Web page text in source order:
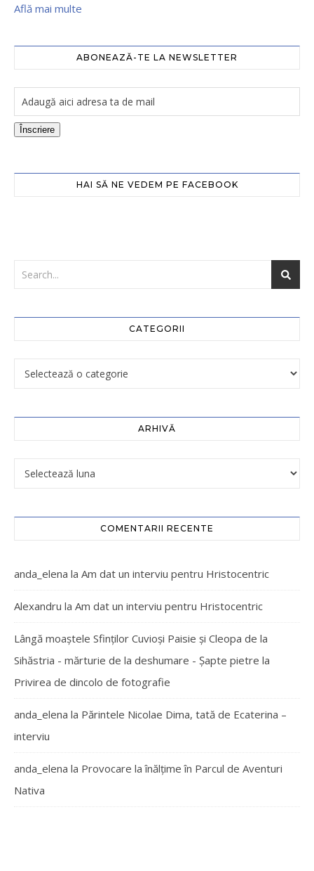
Află mai multe
ABONEAZĂ-TE LA NEWSLETTER
Înscriere
HAI SĂ NE VEDEM PE FACEBOOK
CATEGORII
ARHIVĂ
COMENTARII RECENTE
anda_elena la Am dat un interviu pentru Hristocentric
Alexandru la Am dat un interviu pentru Hristocentric
Lângă moaștele Sfinților Cuvioși Paisie și Cleopa de la
Sihăstria - mărturie de la deshumare - Şapte pietre la
Privirea de dincolo de fotografie
anda_elena la Părintele Nicolae Dima, tată de Ecaterina –
interviu
anda_elena la Provocare la înălțime în Parcul de Aventuri
Nativa